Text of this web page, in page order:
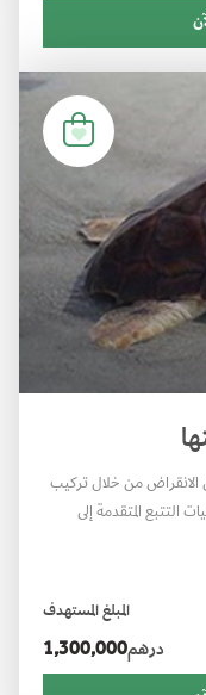
الانقراض من خلال تركيب
التتبع المتقدمة إلى
إلى رؤى علميةالمبلغ المستهدف
درهم1,300,000